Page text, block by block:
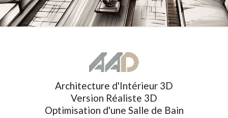
Architecture d'Intérieur 3D
Version Réaliste 3D
Optimisation d'une Salle de Bain